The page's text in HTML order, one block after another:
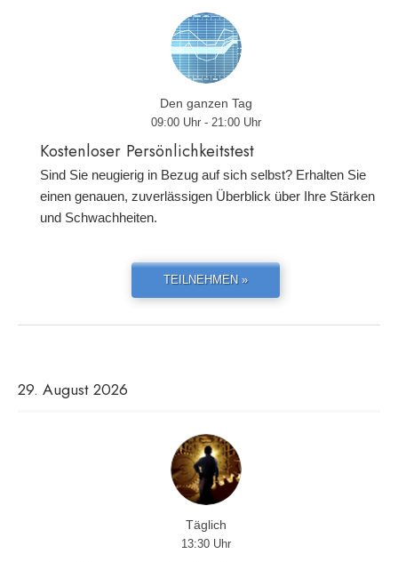
Den ganzen Tag
09:00 Uhr - 21:00 Uhr
Kostenloser Persönlichkeitstest
Sind Sie neugierig in Bezug auf sich selbst? Erhalten Sie
einen genauen, zuverlässigen Überblick über Ihre Stärken
und Schwachheiten.
TEILNEHMEN »
29. August 2026
Täglich
13:30 Uhr